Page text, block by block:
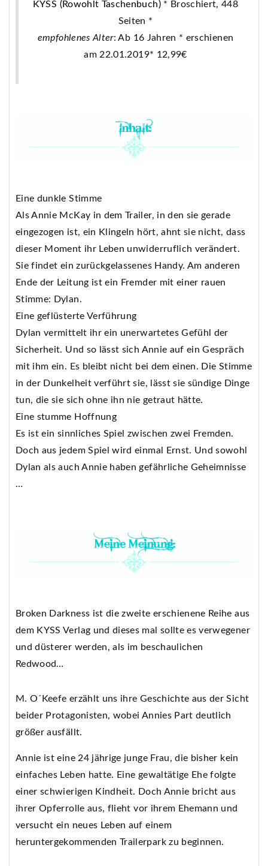
KYSS (Rowohlt Taschenbuch)* Broschiert, 448
Seiten *
empfohlenes Alter: Ab 16 Jahren * erschienen
am 22.01.2019* 12,99€
Eine dunkle Stimme
Als Annie McKay in dem Trailer, in den sie gerade
eingezogen ist, ein Klingeln hört, ahnt sie nicht, dass
dieser Moment ihr Leben unwiderruflich verändert.
Sie findet ein zurückgelassenes Handy. Am anderen
Ende der Leitung ist ein Fremder mit einer rauen
Stimme: Dylan.
Eine geflüsterte Verführung
Dylan vermittelt ihr ein unerwartetes Gefühl der
Sicherheit. Und so lässt sich Annie auf ein Gespräch
mit ihm ein. Es bleibt nicht bei dem einen. Die Stimme
in der Dunkelheit verführt sie, lässt sie sündige Dinge
tun, die sie sich ohne ihn nie getraut hätte.
Eine stumme Hoffnung
Es ist ein sinnliches Spiel zwischen zwei Fremden.
Doch aus jedem Spiel wird einmal Ernst. Und sowohl
Dylan als auch Annie haben gefährliche Geheimnisse
…
Broken Darkness ist die zweite erschienene Reihe aus
dem KYSS Verlag und dieses mal sollte es verwegener
und düsterer werden, als im beschaulichen
Redwood…
M. O´Keefe erzählt uns ihre Geschichte aus der Sicht
beider Protagonisten, wobei Annies Part deutlich
größer ausfällt.
Annie ist eine 24 jährige junge Frau, die bisher kein
einfaches Leben hatte. Eine gewaltätige Ehe folgte
einer schwierigen Kindheit. Doch Annie bricht aus
ihrer Opferrolle aus, flieht vor ihrem Ehemann und
versucht ein neues Leben auf einem
heruntergekommenden Trailerpark zu beginnen.